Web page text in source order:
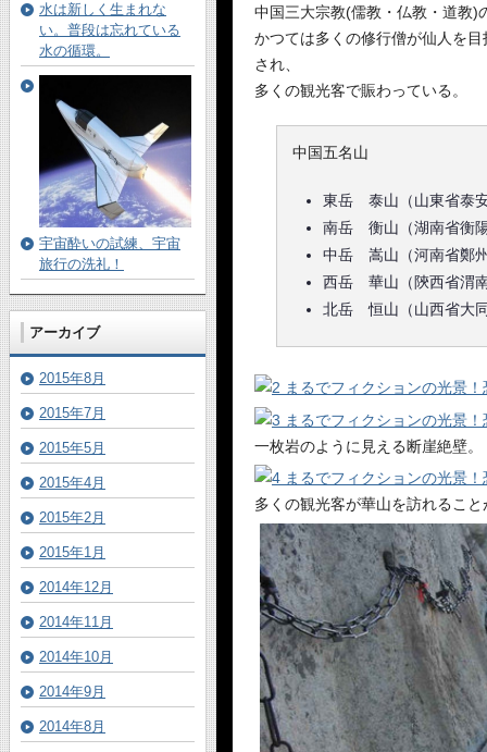
中国三大宗教(儒教・仏教・道教)
かつては多くの修行僧が仙人を
され、
多くの観光客で賑わっている。
中国五名山
東岳 泰山（山東省泰
南岳 衡山（湖南省衡
中岳 嵩山（河南省鄭
西岳 華山（陝西省渭
北岳 恒山（山西省大
一枚岩のように見える断崖絶壁。
多くの観光客が華山を訪れるこ
水は新しく生まれな
い。普段は忘れている
水の循環。
宇宙酔いの試練、宇宙
旅行の洗礼！
アーカイブ
2015年8月
2015年7月
2015年5月
2015年4月
2015年2月
2015年1月
2014年12月
2014年11月
2014年10月
2014年9月
2014年8月